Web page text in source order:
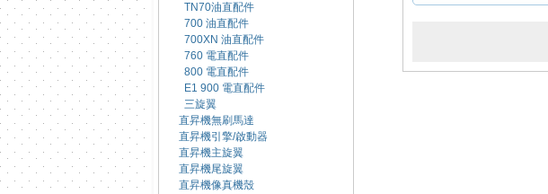
TN70油直配件
700 油直配件
700XN 油直配件
760 電直配件
800 電直配件
E1 900 電直配件
三旋翼
直昇機無刷馬達
直昇機引擎/啟動器
直昇機主旋翼
直昇機尾旋翼
直昇機像真機殼